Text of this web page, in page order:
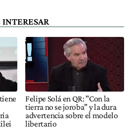
Felipe Solá en QR: "Con la
tierra no se joroba" y la dura
advertencia sobre el modelo
libertario